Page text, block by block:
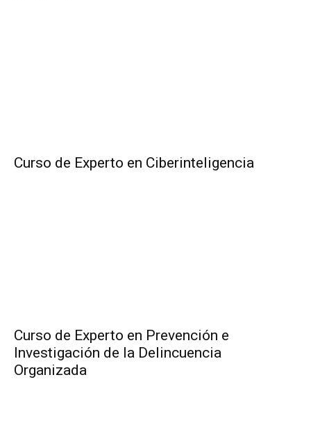
Curso de Experto en Ciberinteligencia
Curso de Experto en Prevención e
Investigación de la Delincuencia
Organizada